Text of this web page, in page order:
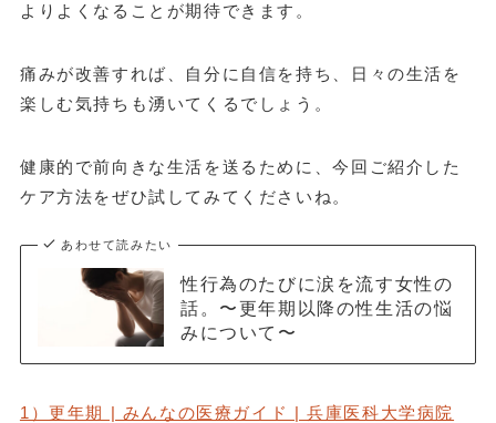
よりよくなることが期待できます。
痛みが改善すれば、自分に自信を持ち、日々の生活を
楽しむ気持ちも湧いてくるでしょう。
健康的で前向きな生活を送るために、今回ご紹介した
ケア方法をぜひ試してみてくださいね。
あわせて読みたい
性行為のたびに涙を流す女性の
話。〜更年期以降の性生活の悩
みについて〜
1）更年期 | みんなの医療ガイド | 兵庫医科大学病院